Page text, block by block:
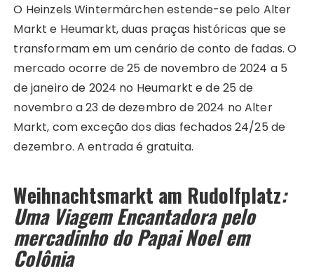
O Heinzels Wintermärchen estende-se pelo Alter
Markt e Heumarkt, duas praças históricas que se
transformam em um cenário de conto de fadas. O
mercado ocorre de 25 de novembro de 2024 a 5
de janeiro de 2024 no Heumarkt e de 25 de
novembro a 23 de dezembro de 2024 no Alter
Markt, com exceção dos dias fechados 24/25 de
dezembro. A entrada é gratuita.
Weihnachtsmarkt am Rudolfplatz:
Uma Viagem Encantadora pelo
mercadinho do Papai Noel em
Colônia